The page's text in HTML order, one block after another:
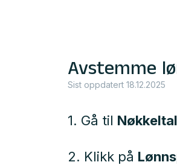
Avstemme
Sist oppdatert 18.12.2025
1. Gå til
2. Klikk på